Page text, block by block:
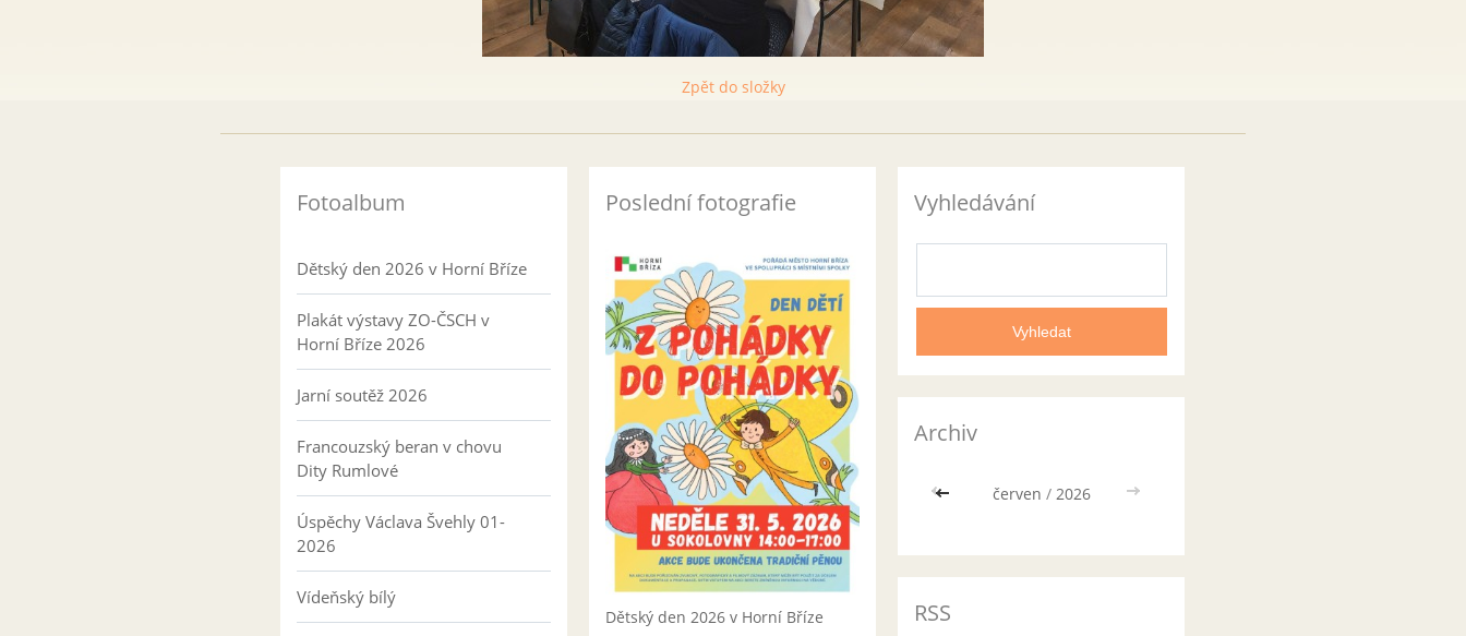
Zpět do složky
Fotoalbum
Dětský den 2026 v Horní Bříze
Plakát výstavy ZO-ČSCH v
Horní Bříze 2026
Jarní soutěž 2026
Francouzský beran v chovu
Dity Rumlové
Úspěchy Václava Švehly 01-
2026
Vídeňský bílý
Poslední fotografie
Dětský den 2026 v Horní Bříze
Vyhledávání
Archiv
<< červen / 2026 >>
RSS